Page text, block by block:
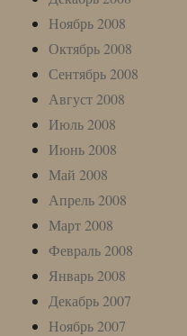
Ноябрь 2008
Октябрь 2008
Сентябрь 2008
Август 2008
Июль 2008
Июнь 2008
Май 2008
Апрель 2008
Март 2008
Февраль 2008
Январь 2008
Декабрь 2007
Ноябрь 2007